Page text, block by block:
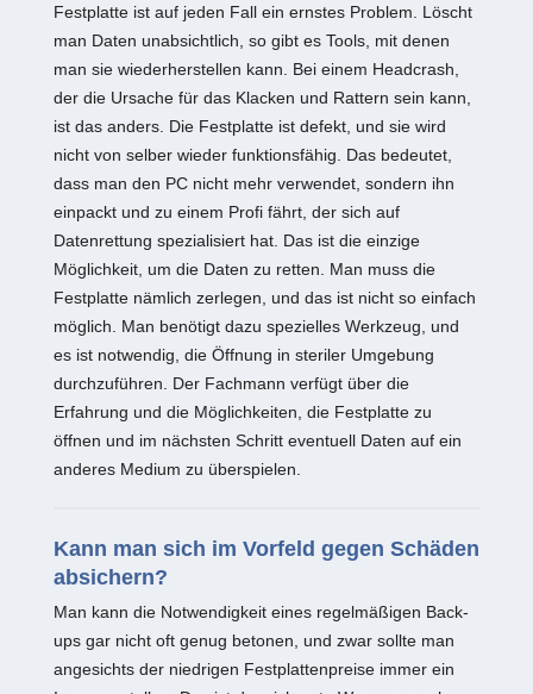
Festplatte ist auf jeden Fall ein ernstes Problem. Löscht
man Daten unabsichtlich, so gibt es Tools, mit denen
man sie wiederherstellen kann. Bei einem Headcrash,
der die Ursache für das Klacken und Rattern sein kann,
ist das anders. Die Festplatte ist defekt, und sie wird
nicht von selber wieder funktionsfähig. Das bedeutet,
dass man den PC nicht mehr verwendet, sondern ihn
einpackt und zu einem Profi fährt, der sich auf
Datenrettung spezialisiert hat. Das ist die einzige
Möglichkeit, um die Daten zu retten. Man muss die
Festplatte nämlich zerlegen, und das ist nicht so einfach
möglich. Man benötigt dazu spezielles Werkzeug, und
es ist notwendig, die Öffnung in steriler Umgebung
durchzuführen. Der Fachmann verfügt über die
Erfahrung und die Möglichkeiten, die Festplatte zu
öffnen und im nächsten Schritt eventuell Daten auf ein
anderes Medium zu überspielen.
Kann man sich im Vorfeld gegen Schäden
absichern?
Man kann die Notwendigkeit eines regelmäßigen Back-
ups gar nicht oft genug betonen, und zwar sollte man
angesichts der niedrigen Festplattenpreise immer ein